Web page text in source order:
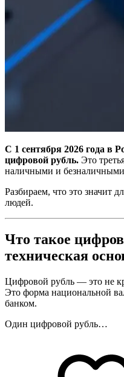
С 1 сентября 2026 года в
цифровой рубль. Это
наличными и
Разбираем, что это значит
людей.
Что такое
техническая
Цифровой рубль — это не
Это форма национальной
банком.
Один цифровой рубль…